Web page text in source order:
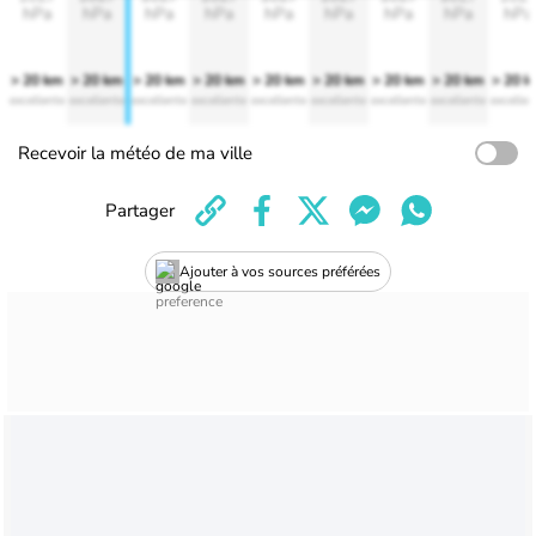
hPa
> 20 km
excellente
hPa
> 20 km
excellente
hPa
> 20 km
excellente
hPa
> 20 km
excellente
hPa
> 20 km
excellente
hPa
> 20 km
excellente
hPa
> 20 km
excellente
hPa
> 20 km
excellente
hPa
> 20
Recevoir la météo de ma ville
Ajouter à vos sources préférées
Partager